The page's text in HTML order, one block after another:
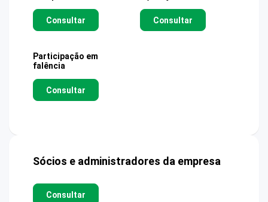
Consultar Consultar
Participação em
falência
Consultar
Sócios e administradores da empresa
Consultar